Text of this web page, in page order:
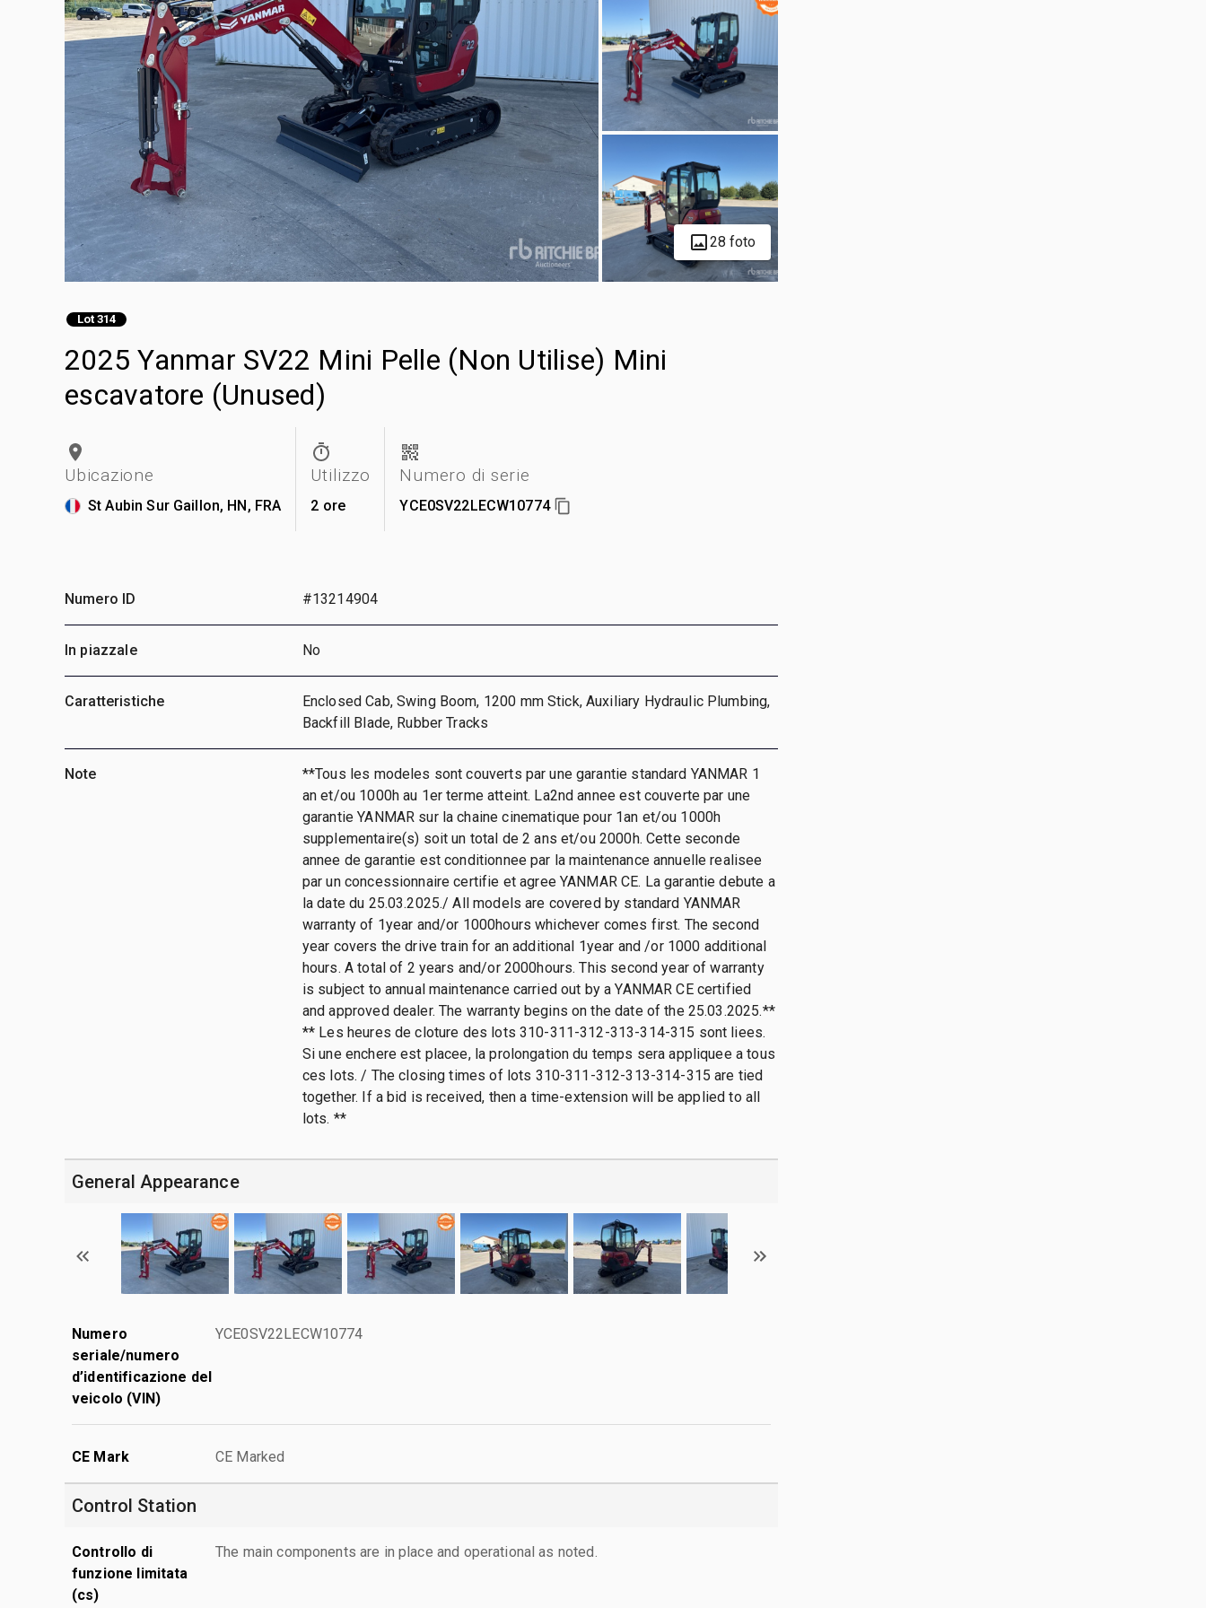
28 foto
Lot 314
2025 Yanmar SV22 Mini Pelle (Non Utilise) Mini
escavatore (Unused)
Ubicazione
St Aubin Sur Gaillon, HN, FRA
Utilizzo
2 ore
Numero di serie
YCE0SV22LECW10774
Numero ID #13214904
In piazzale No
Caratteristiche
Enclosed Cab, Swing Boom, 1200 mm Stick, Auxiliary Hydraulic Plumbing,
Backfill Blade, Rubber Tracks
Note
**Tous les modeles sont couverts par une garantie standard YANMAR 1
an et/ou 1000h au 1er terme atteint. La2nd annee est couverte par une
garantie YANMAR sur la chaine cinematique pour 1an et/ou 1000h
supplementaire(s) soit un total de 2 ans et/ou 2000h. Cette seconde
annee de garantie est conditionnee par la maintenance annuelle realisee
par un concessionnaire certifie et agree YANMAR CE. La garantie debute a
la date du 25.03.2025./ All models are covered by standard YANMAR
warranty of 1year and/or 1000hours whichever comes first. The second
year covers the drive train for an additional 1year and /or 1000 additional
hours. A total of 2 years and/or 2000hours. This second year of warranty
is subject to annual maintenance carried out by a YANMAR CE certified
and approved dealer. The warranty begins on the date of the 25.03.2025.**
** Les heures de cloture des lots 310-311-312-313-314-315 sont liees.
Si une enchere est placee, la prolongation du temps sera appliquee a tous
ces lots. / The closing times of lots 310-311-312-313-314-315 are tied
together. If a bid is received, then a time-extension will be applied to all
lots. **
General Appearance
Numero
seriale/numero
d’identificazione del
veicolo (VIN)
YCE0SV22LECW10774
CE Mark CE Marked
Control Station
Controllo di
funzione limitata
(cs)
The main components are in place and operational as noted.